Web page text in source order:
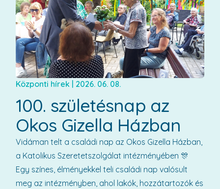
Központi hírek 2026. 06. 08.
100. születésnap az
Okos Gizella Házban
Vidáman telt a családi nap az Okos Gizella Házban,
a Katolikus Szeretetszolgálat intézményében 🎊
Egy színes, élményekkel teli családi nap valósult
meg az intézményben, ahol lakók, hozzátartozók és